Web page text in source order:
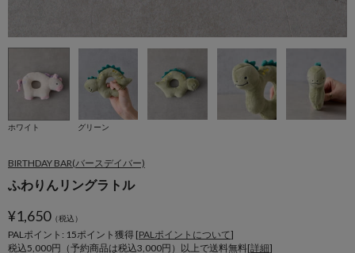
ホワイト グリーン
BIRTHDAY BAR(バースデイバー)
ふわりんリングラトル
¥1,650（税込）
PALポイント: 15ポイント獲得 [PALポイントについて]
税込5,000円（予約商品は税込3,000円）以上で送料無料[詳細]